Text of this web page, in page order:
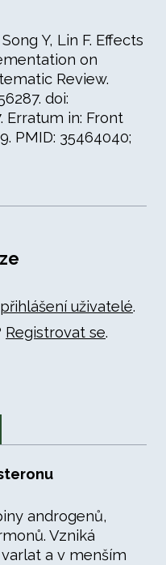
Y, Lin F. Effects
on
Review.
doi:
Erratum in: Front
PMID: 35464040;
přihlášení uživatelé.
Registrovat se.
androgenů,
Vzniká
a v menším